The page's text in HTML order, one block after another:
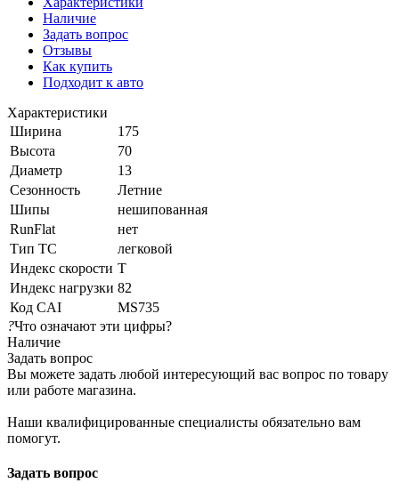
Наличие
Задать вопрос
Отзывы
Как купить
Подходит к авто
Характеристики
Ширина
175
Высота
70
Диаметр
13
Сезонность
Летние
Шипы
нешипованная
RunFlat
нет
Тип ТС
легковой
Индекс скорости T
Индекс нагрузки 82
Код CAI
MS735
?Что означают эти цифры?
Наличие
Задать вопрос
Вы можете задать любой интересующий вас вопрос по товару
или работе магазина.
Наши квалифицированные специалисты обязательно вам
помогут.
Задать вопрос